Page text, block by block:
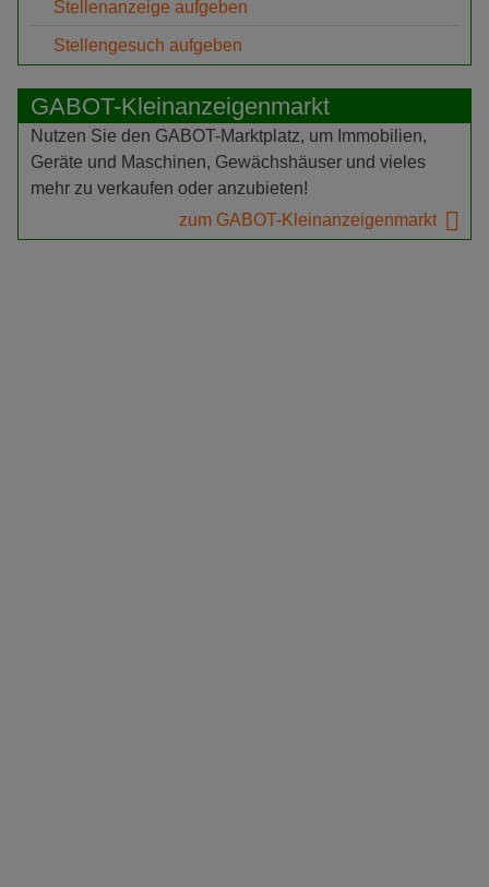
Stellenanzeige aufgeben
Stellengesuch aufgeben
GABOT-Kleinanzeigenmarkt
Nutzen Sie den GABOT-Marktplatz, um Immobilien,
Geräte und Maschinen, Gewächshäuser und vieles
mehr zu verkaufen oder anzubieten!
zum GABOT-Kleinanzeigenmarkt